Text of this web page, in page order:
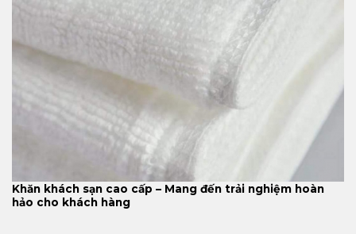
Khăn khách sạn cao cấp – Mang đến trải nghiệm hoàn
hảo cho khách hàng